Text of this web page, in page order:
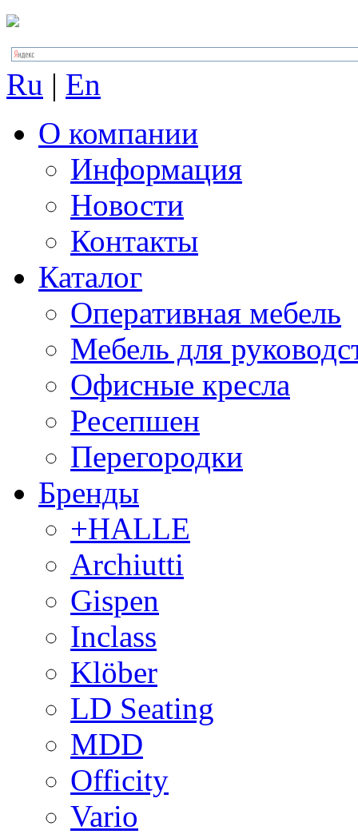
Ru | En
О компании
Информация
Новости
Контакты
Каталог
Оперативная мебель
Мебель для
Офисные кресла
Ресепшен
Перегородки
Бренды
+HALLE
Archiutti
Gispen
Inclass
Klöber
LD Seating
MDD
Officity
Vario